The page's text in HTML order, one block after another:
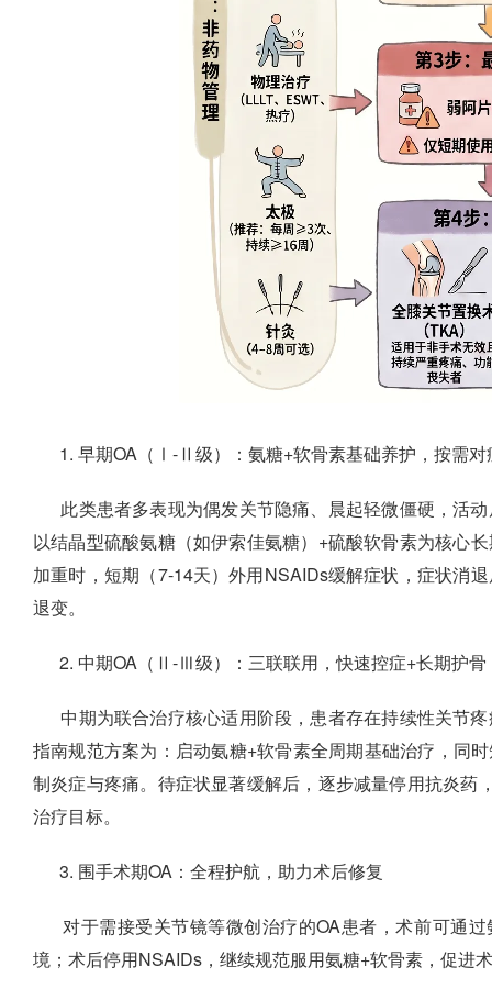
1. 早期OA（Ⅰ-Ⅱ级）：氨糖+软骨素基础养护，按需对
此类患者多表现为偶发关节隐痛、晨起轻微僵硬，活
以结晶型硫酸氨糖（如伊索佳氨糖）+硫酸软骨素为核心
加重时，短期（7-14天）外用NSAIDs缓解症状，症状消
退变。
2. 中期OA（Ⅱ-Ⅲ级）：三联联用，快速控症+长期护骨
中期为联合治疗核心适用阶段，患者存在持续性关节
指南规范方案为：启动氨糖+软骨素全周期基础治疗，同
制炎症与疼痛。待症状显著缓解后，逐步减量停用抗炎
治疗目标。
3. 围手术期OA：全程护航，助力术后修复
对于需接受关节镜等微创治疗的OA患者，术前可通
境；术后停用NSAIDs，继续规范服用氨糖+软骨素，促进